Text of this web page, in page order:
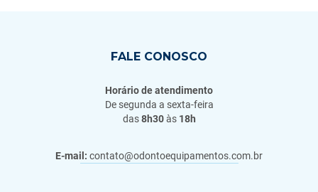
FALE CONOSCO
Horário de atendimento
De segunda a sexta-feira
das8h30às 18h
E-mail: contato@odontoequipamentos.com.br